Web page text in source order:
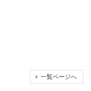
一覧ページへ